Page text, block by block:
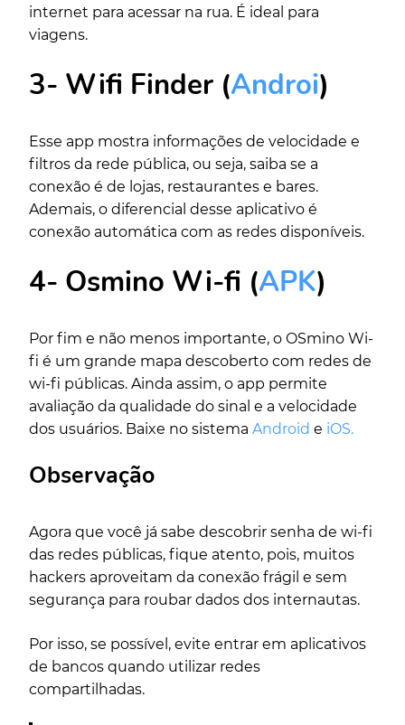
internet para acessar na rua. É ideal para
viagens.
3- Wifi Finder (Androi)
Esse app mostra informações de velocidade e
filtros da rede pública, ou seja, saiba se a
conexão é de lojas, restaurantes e bares.
Ademais, o diferencial desse aplicativo é
conexão automática com as redes disponíveis.
4- Osmino Wi-fi (APK)
Por fim e não menos importante, o OSmino Wi-
fi é um grande mapa descoberto com redes de
wi-fi públicas. Ainda assim, o app permite
avaliação da qualidade do sinal e a velocidade
dos usuários. Baixe no sistema Android e iOS.
Observação
Agora que você já sabe descobrir senha de wi-fi
das redes públicas, fique atento, pois, muitos
hackers aproveitam da conexão frágil e sem
segurança para roubar dados dos internautas.
Por isso, se possível, evite entrar em aplicativos
de bancos quando utilizar redes
compartilhadas.